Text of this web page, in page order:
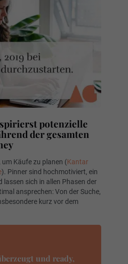
potenzielle
der gesamten
um Käufe zu planen (Kantar
). Pinner sind hochmotiviert, ein
lassen sich in allen Phasen der
ansprechen: Von der Suche,
kurz vor dem
und ready,